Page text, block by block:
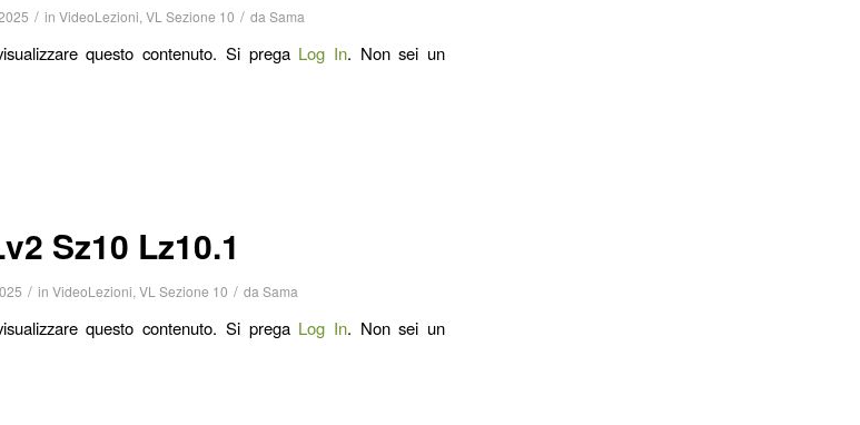
/ in VideoLezioni, VL Sezione 10 / da Sama
questo contenuto. Si prega Log In. Non sei un
Sz10 Lz10.1
/ in VideoLezioni, VL Sezione 10 / da Sama
questo contenuto. Si prega Log In. Non sei un